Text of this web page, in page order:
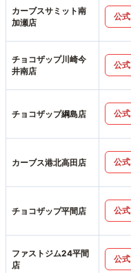
カーブスサミット南
加瀬店
公式
チョコザップ川崎今
井南店
公式
チョコザップ綱島店 公式
カーブス港北高田店 公式
チョコザップ平間店 公式
ファストジム24平間
店
公式